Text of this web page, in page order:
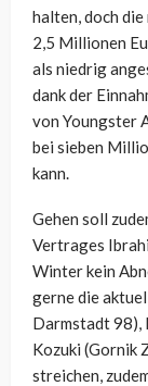
halten, doch
2,5 Millionen
als niedrig
dank der
von Youngster
bei sieben
kann.
Gehen soll
Vertrages
Winter kein
gerne die
Darmstadt 98),
Kozuki (Gornik
streichen,